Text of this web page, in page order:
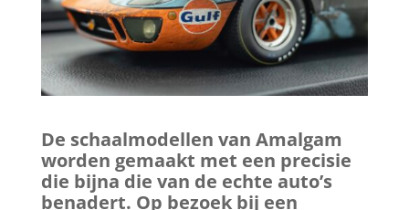
De schaalmodellen van Amalgam
worden gemaakt met een precisie
die bijna die van de echte auto’s
benadert. Op bezoek bij een